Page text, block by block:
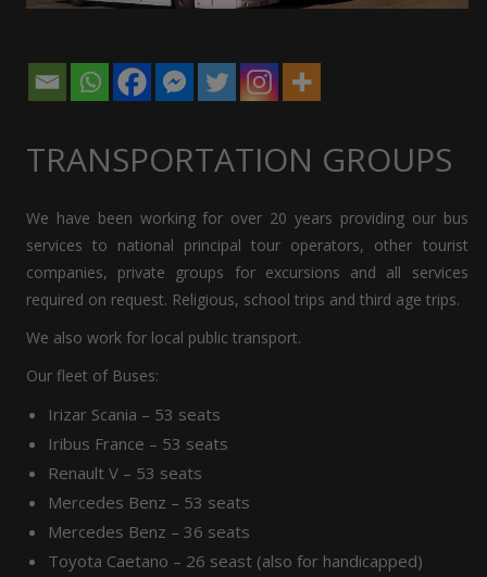
TRANSPORTATION GROUPS
We have been working for over 20 years providing our bus
services to national principal tour operators, other tourist
companies, private groups for excursions and all services
required on request. Religious, school trips and third age trips.
We also work for local public transport.
Our fleet of Buses:
Irizar Scania – 53 seats
Iribus France – 53 seats
Renault V – 53 seats
Mercedes Benz – 53 seats
Mercedes Benz – 36 seats
Toyota Caetano – 26 seast (also for handicapped)